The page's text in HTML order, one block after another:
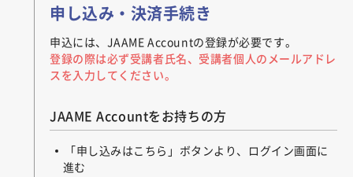
申し込み・決済手続き
申込には、JAAME Accountの登録が必要です。
登録の際は必ず受講者氏名、受講者個人のメールアドレ
スを入力してください。
JAAME Accountをお持ちの方
「申し込みはこちら」ボタンより、ログイン画面に
進む